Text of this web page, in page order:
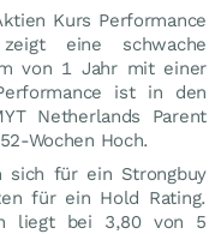
Kurs Performance
eine schwache
von 1 Jahr mit einer
ist in den
Netherlands Parent
Wochen Hoch.
sich für ein Strongbuy
für ein Hold Rating.
liegt bei 3,80 von 5